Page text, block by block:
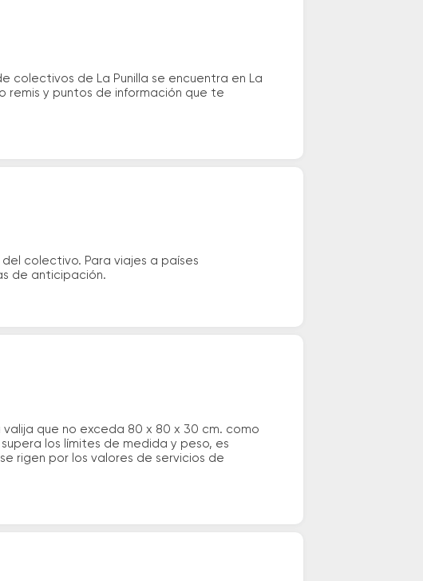
colectivos de La Punilla se encuentra en La
remis y puntos de información que te
colectivo. Para viajes a países
de anticipación.
que no exceda 80 x 80 x 30 cm. como
los límites de medida y peso, es
rigen por los valores de servicios de